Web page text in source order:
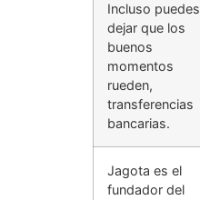
Incluso puedes
dejar que los
buenos
momentos
rueden,
transferencias
bancarias.
Jagota es el
fundador del